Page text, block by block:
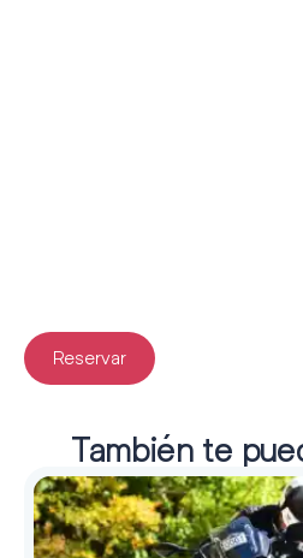
Reservar
También te